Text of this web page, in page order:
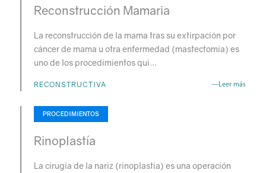
Reconstrucción Mamaria
La reconstrucción de la mama tras su extirpación por
cáncer de mama u otra enfermedad (mastectomía) es
uno de los procedimientos qui…
RECONSTRUCTIVA —Leer más
PROCEDIMIENTOS
Rinoplastía
La cirugía de la nariz (rinoplastia) es una operación